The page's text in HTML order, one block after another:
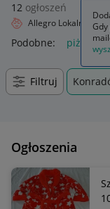
12 ogłoszeń
Allegro Lokalnie
Podobne: piżama
Filtruj
Ogłoszenia